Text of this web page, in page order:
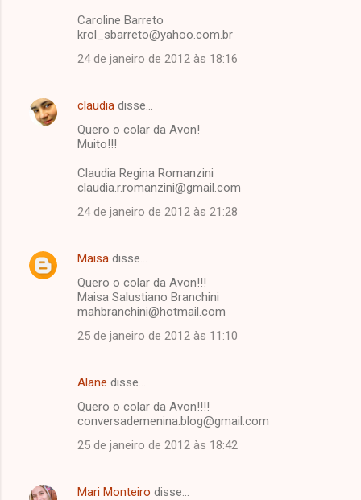
Caroline Barreto
krol_sbarreto@yahoo.com.br
24 de janeiro de 2012 às 18:16
claudia disse…
Quero o colar da Avon!
Muito!!!
Claudia Regina Romanzini
claudia.r.romanzini@gmail.com
24 de janeiro de 2012 às 21:28
Maisa disse…
Quero o colar da Avon!!!
Maisa Salustiano Branchini
mahbranchini@hotmail.com
25 de janeiro de 2012 às 11:10
Alane disse…
Quero o colar da Avon!!!!
conversademenina.blog@gmail.com
25 de janeiro de 2012 às 18:42
Mari Monteiro disse…